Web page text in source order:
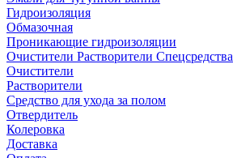
Гидроизоляция
Обмазочная
Проникающие гидроизоляции
Очистители Растворители Спецсредства
Очистители
Растворители
Средство для ухода за полом
Отвердитель
Колеровка
Доставка